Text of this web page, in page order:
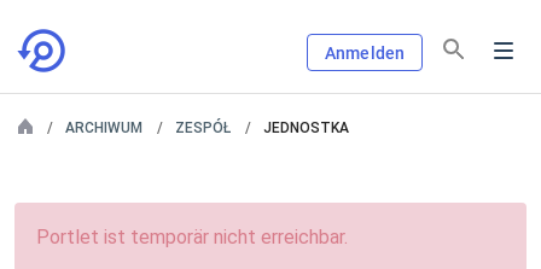
Anmelden
ARCHIWUM ZESPÓŁ JEDNOSTKA
Portlet ist temporär nicht erreichbar.